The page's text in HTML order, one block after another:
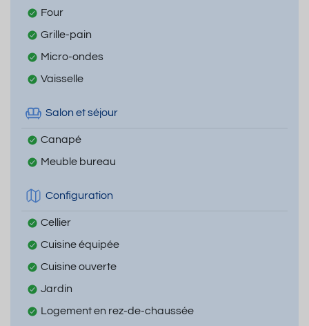
Four
Grille-pain
Micro-ondes
Vaisselle
Salon et séjour
Canapé
Meuble bureau
Configuration
Cellier
Cuisine équipée
Cuisine ouverte
Jardin
Logement en rez-de-chaussée